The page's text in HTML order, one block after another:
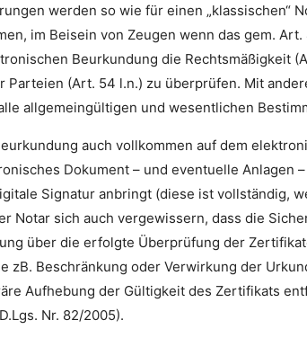
werden so wie für einen „klassischen“
im Beisein von Zeugen wenn das gem.
Beurkundung die Rechtsmäßigkeit
Parteien (Art. 54 l.n.) zu überprüfen. Mit
allgemeingültigen und wesentlichen
auch vollkommen auf dem
Dokument – und eventuelle Anlagen
Signatur anbringt (diese ist vollständig,
Notar sich auch vergewissern, dass die
über die erfolgte Überprüfung der
zB. Beschränkung oder Verwirkung der
Aufhebung der Gültigkeit des Zertifikats
Nr. 82/2005).